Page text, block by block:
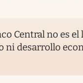
Central no es el
ni desarrollo